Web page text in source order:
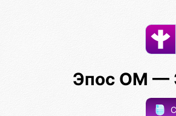
Эпос ОМ —